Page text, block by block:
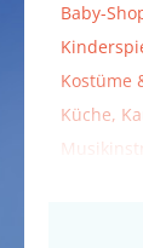
Baby-
Kostüme
Küche,